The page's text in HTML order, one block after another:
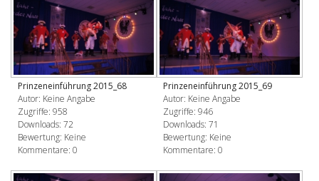
Prinzeneinführung 2015_68
Autor: Keine Angabe
Zugriffe: 958
Downloads: 72
Bewertung: Keine
Kommentare: 0
Prinzeneinführung 2015_69
Autor: Keine Angabe
Zugriffe: 946
Downloads: 71
Bewertung: Keine
Kommentare: 0